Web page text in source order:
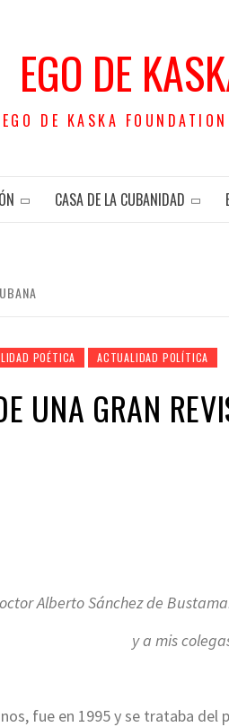
EGO DE
EGO DE KASKA
CASA DE LA CUBANIDAD
POÉTICA ACTUALIDAD POLÍTICA
UNA GRAN
Alberto Sánchez de
y a mis
fue en 1995 y se trataba del